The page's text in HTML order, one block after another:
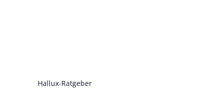
Hallux-Ratgeber